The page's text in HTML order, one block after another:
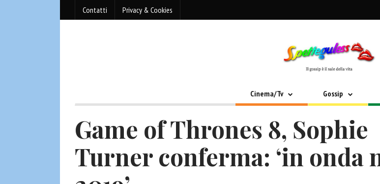
Contatti Privacy & Cookies
Cinema/Tv Gossip
Game of Thrones 8, Sophie
Turner conferma: ‘in onda